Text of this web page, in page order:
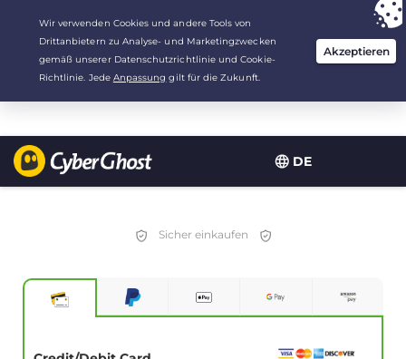
DE
Deine Wahl:Der beste Dealfür 3.3333333333333 Jahre zu $
/Monat
Sicher einkaufen